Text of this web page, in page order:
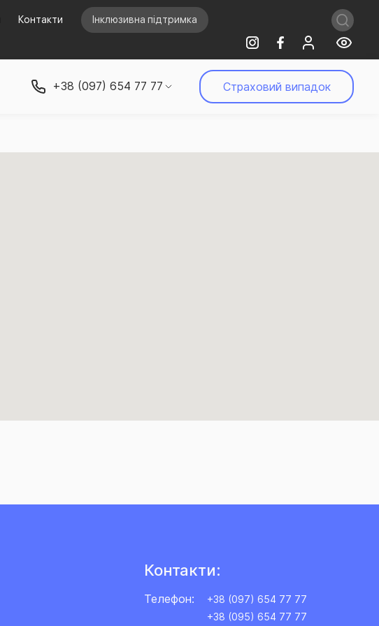
Контакти Інклюзивна підтримка
+38 (097) 654 77 77 Страховий випадок
Контакти:
Телефон:
+38 (097) 654 77 77
+38 (095) 654 77 77